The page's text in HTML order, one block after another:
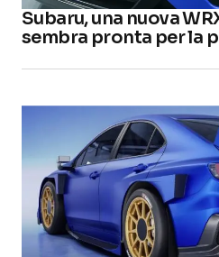
Subaru, una nuova
sembra pronta per la